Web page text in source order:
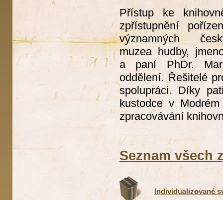
Přístup ke
zpřístupnění
významných
muzea hudby,
a paní PhDr.
oddělení. Řešitelé
spolupráci. Díky
kustodce v
zpracovávání
Seznam všech
Individualizované